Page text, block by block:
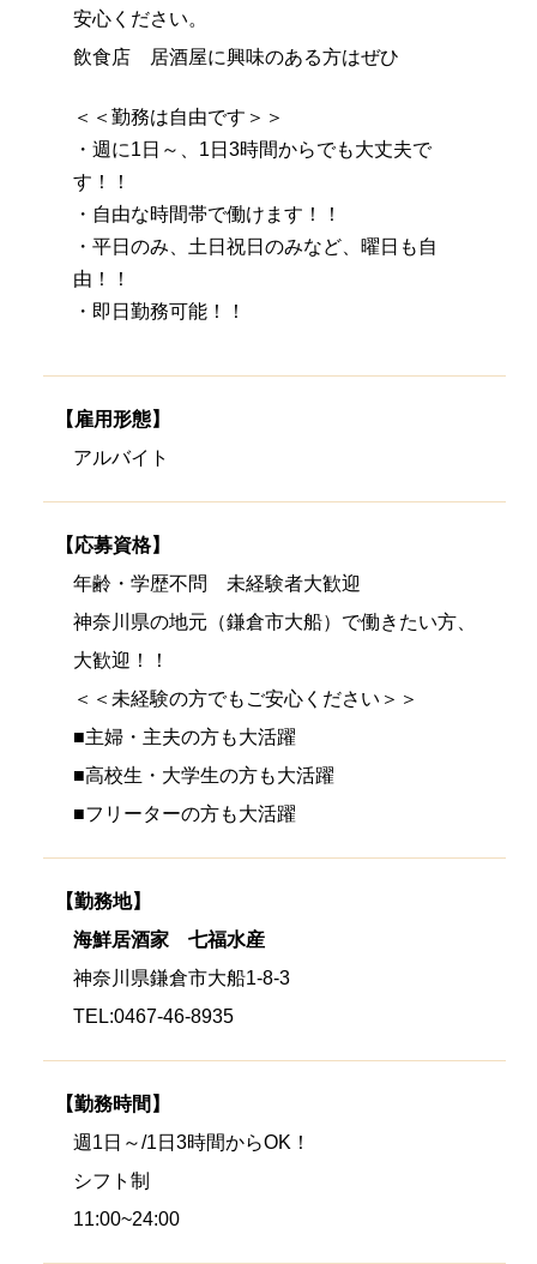
安心ください。
飲食店 居酒屋に興味のある方はぜひ
＜＜勤務は自由です＞＞
・週に1日～、1日3時間からでも大丈夫で
す！！
・自由な時間帯で働けます！！
・平日のみ、土日祝日のみなど、曜日も自
由！！
・即日勤務可能！！
【雇用形態】
アルバイト
【応募資格】
年齢・学歴不問 未経験者大歓迎
神奈川県の地元（鎌倉市大船）で働きたい方、
大歓迎！！
＜＜未経験の方でもご安心ください＞＞
■主婦・主夫の方も大活躍
■高校生・大学生の方も大活躍
■フリーターの方も大活躍
【勤務地】
海鮮居酒家 七福水産
神奈川県鎌倉市大船1-8-3
TEL:0467-46-8935
【勤務時間】
週1日～/1日3時間からOK！
シフト制
11:00~24:00